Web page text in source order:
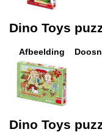
Dino Toys
Afbeelding
Dino Toys